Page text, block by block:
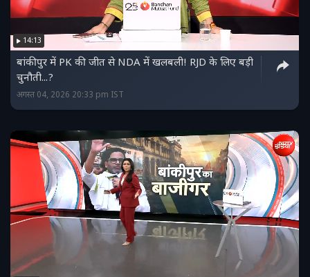
14:13
बांकीपुर में PK की जीत से NDA में खलबली! RJD के लिए बड़ी
चुनौती...?
अगस्त 04, 2026 20:33 pm IST